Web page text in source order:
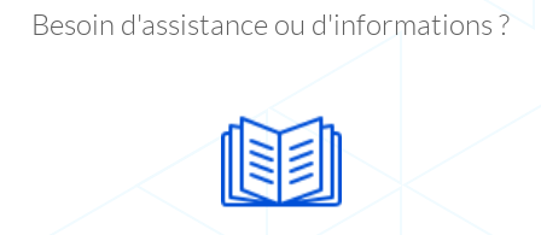
Besoin d'assistance ou d'informations ?